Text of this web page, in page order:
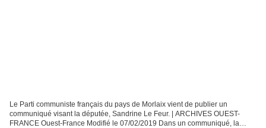
Le Parti communiste français du pays de Morlaix vient de publier un
communiqué visant la députée, Sandrine Le Feur. | ARCHIVES OUEST-
FRANCE Ouest-France Modifié le 07/02/2019 Dans un communiqué, la